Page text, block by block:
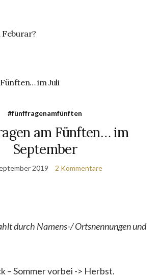
Feburar?
im Juli
#fünffragenamfünften
am Fünften… im
September
2019 2 Kommentare
durch Namens-/ Ortsnennungen und
– Sommer vorbei -> Herbst.